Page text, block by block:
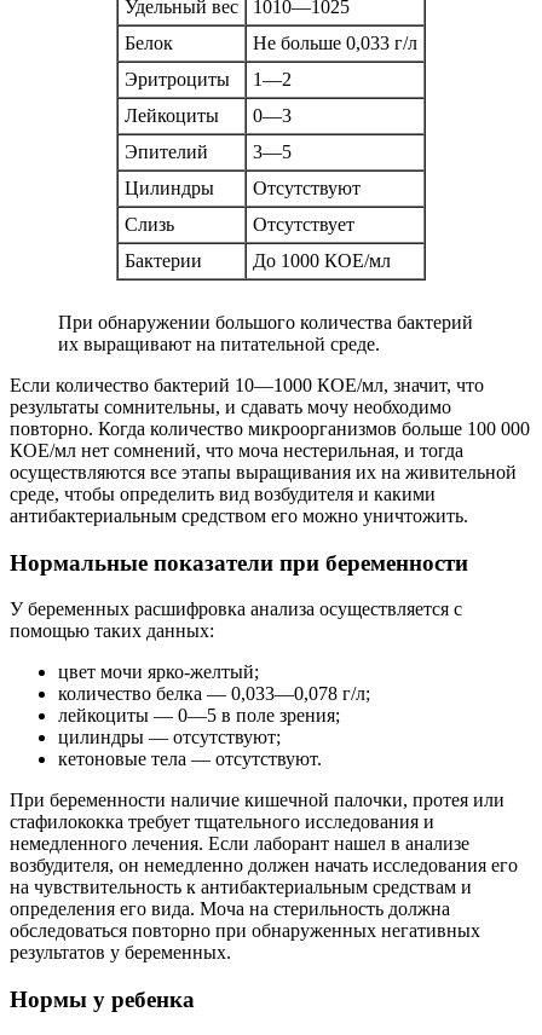
Удельный вес
1010—1025
Белок
Не больше 0,033 г/л
Эритроциты
1—2
Лейкоциты
0—3
Эпителий
3—5
Цилиндры
Отсутствуют
Слизь
Отсутствует
Бактерии
До 1000 КОЕ/мл
При обнаружении большого количества бактерий
их выращивают на питательной среде.
Если количество бактерий 10—1000 КОЕ/мл, значит, что
результаты сомнительны, и сдавать мочу необходимо
повторно. Когда количество микроорганизмов больше 100 000
КОЕ/мл нет сомнений, что моча нестерильная, и тогда
осуществляются все этапы выращивания их на живительной
среде, чтобы определить вид возбудителя и какими
антибактериальным средством его можно уничтожить.
Нормальные показатели при беременности
У беременных расшифровка анализа осуществляется с
помощью таких данных:
цвет мочи ярко-желтый;
количество белка — 0,033—0,078 г/л;
лейкоциты — 0—5 в поле зрения;
цилиндры — отсутствуют;
кетоновые тела — отсутствуют.
При беременности наличие кишечной палочки, протея или
стафилококка требует тщательного исследования и
немедленного лечения. Если лаборант нашел в анализе
возбудителя, он немедленно должен начать исследования его
на чувствительность к антибактериальным средствам и
определения его вида. Моча на стерильность должна
обследоваться повторно при обнаруженных негативных
результатов у беременных.
Нормы у ребенка